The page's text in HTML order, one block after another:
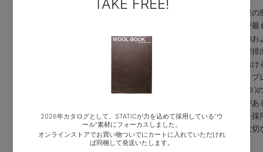
を紡績し、新たな製品をお届けする循環プ
ログラム"ByeHello"を行っています。
排出を軽減し、原材料を循環利用する。
STATICが考えるアウトドア製品のサステイ
ナブルな仕組みです。
原材料調達から着用後
一生」で、CO2排出が
料調達の過程。全体の
原料調達におけるCO2
は、「服の一生」にお
く減らすことになる。
リサイクルナイロン(※)
CO2排出を減らす例が
だけリサイクル素材を採
を選んで着ることは大切